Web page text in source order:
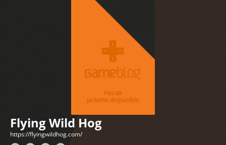
Flying Wild Hog
https://flyingwildhog.com/